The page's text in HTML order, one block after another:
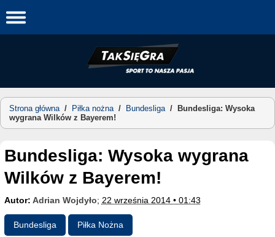
to
Strona główna/ Piłka nożna/ Bundesliga/
Bundesliga: Wysoka
wygrana Wilków z Bayerem!
Bundesliga: Wysoka wygrana
Wilków z Bayerem!
Autor: Adrian Wojdyło; 22 września 2014 • 01:43
Bundesliga Piłka Nożna